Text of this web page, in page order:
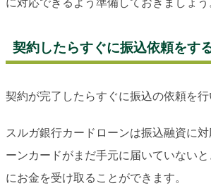
契約したらすぐに振込依頼をす
契約が完了したらすぐに振込の依頼を行
スルガ銀行カードローンは振込融資に
ーンカードがまだ手元に届いていない
にお金を受け取ることができます。